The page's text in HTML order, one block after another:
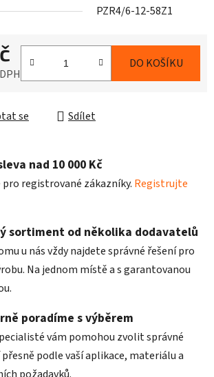
PZR4/6-12-58Z1
DO KOŠÍKU
se Sdílet
nad 10 000 Kč
pro registrované zákazníky. Registrujte
sortiment od několika dodavatelů
u nás vždy najdete správné řešení pro
Na jednom místě a s garantovanou
poradíme s výběrem
vám pomohou zvolit správné
podle vaší aplikace, materiálu a